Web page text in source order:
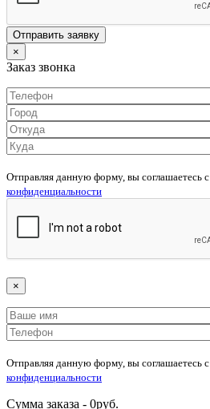
×
Заказ звонка
Отправляя данную форму, вы соглашаетесь c
конфиденциальности
×
Отправляя данную форму, вы соглашаетесь c
конфиденциальности
Сумма заказа - 0руб.